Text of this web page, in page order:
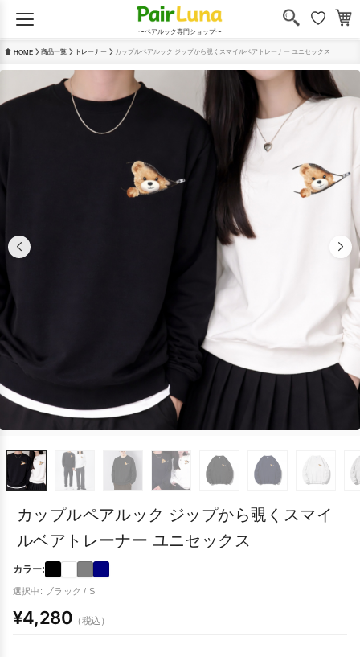
〜ペアルック専門ショップ〜
HOME 商品一覧 トレーナー カップルペアルック ジップから覗くスマイルベアトレーナー ユニセックス
カップルペアルック ジップから覗くスマイ
ルベアトレーナー ユニセックス
カラー:
選択中: ブラック / S
¥4,280 （税込）